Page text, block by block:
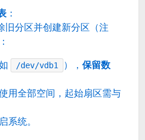
：
旧分区并创建新分区（注
/dev/vdb1 ），保留数
用全部空间，起始扇区需与
系统。